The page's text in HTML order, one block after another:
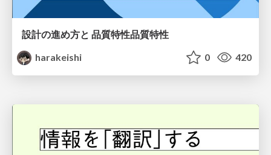
設計の進め方と 品質特性品質特性
harakeishi
0 420